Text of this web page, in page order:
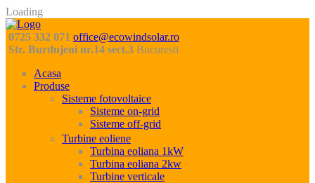
Loading
0725 332 071 office@ecowindsolar.ro
Str. Burdujeni nr.14 sect.3 Bucuresti
Acasa
Produse
Sisteme fotovoltaice
Sisteme on-grid
Sisteme off-grid
Turbine eoliene
Turbina eoliana 1kW
Turbina eoliana 2kw
Turbine verticale